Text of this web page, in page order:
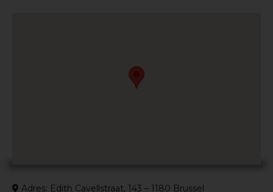
Adres: Edith Cavellstraat, 143 – 1180 Brussel